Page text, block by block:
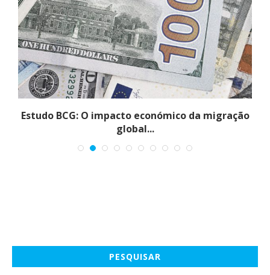
Estudo BCG: O impacto económico da migração
global...
PESQUISAR